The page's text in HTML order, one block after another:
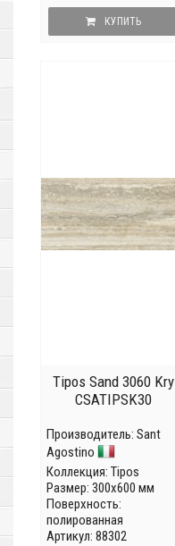
КУПИТЬ
Tipos Sand 3060 Kry
CSATIPSK30
Производитель: Sant
Agostino
Коллекция: Tipos
Размер: 300x600 мм
Поверхность:
полированная
Артикул: 88302